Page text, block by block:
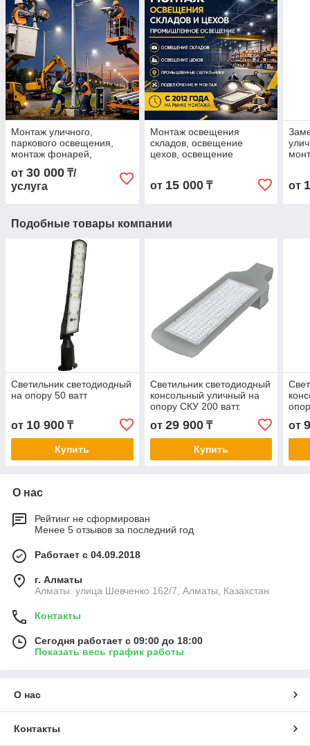
Монтаж уличного,
паркового освещения,
монтаж фонарей,
светильников СКУ, ДКУ,
монтаж опор уличного
освещения
от 30 000 ₸/
услуга
Монтаж освещения
складов, освещение
цехов, освещение
от 15 000₸ от
Подобные товары компании
Светильник светодиодный
на опору 50 ватт
от 10 900 ₸
Купить
Светильник светодиодный
консольный уличный на
опору СКУ 200 ватт.
от 29 900₸
Купить
от
О нас
Рейтинг не сформирован
Менее 5 отзывов за последний год
Работает с 04.09.2018
г. Алматы
Алматы. улица Шевченко 162/7, Алматы, Казахстан
Контакты
Сегодня работает с 09:00 до 18:00
Показать весь график работы
О нас
Контакты